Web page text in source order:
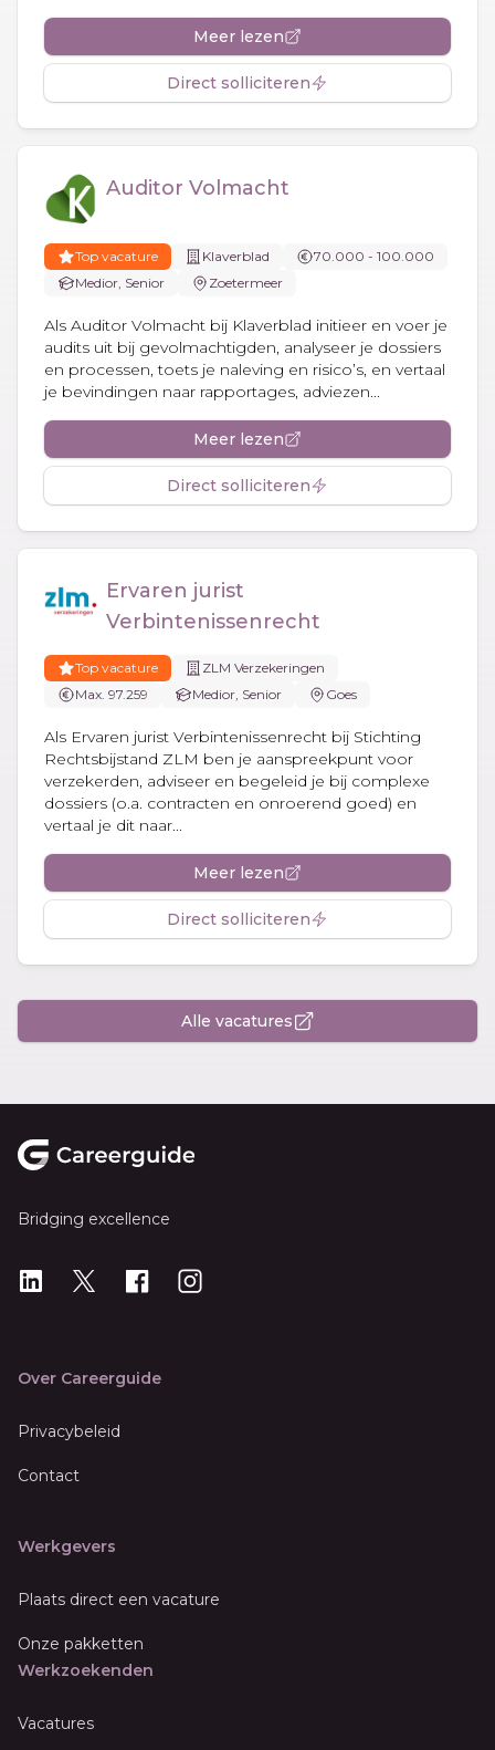
Meer lezen
Direct solliciteren
Auditor Volmacht
Top vacature Klaverblad
70.000 - 100.000
Medior, Senior
Zoetermeer
Als Auditor Volmacht bij Klaverblad initieer en voer je
audits uit bij gevolmachtigden, analyseer je dossiers
en processen, toets je naleving en risico’s, en vertaal
je bevindingen naar rapportages, adviezen...
Meer lezen
Direct solliciteren
Ervaren jurist
Verbintenissenrecht
Top vacature
ZLM Verzekeringen
Max. 97.259
Medior, Senior Goes
Als Ervaren jurist Verbintenissenrecht bij Stichting
Rechtsbijstand ZLM ben je aanspreekpunt voor
verzekerden, adviseer en begeleid je bij complexe
dossiers (o.a. contracten en onroerend goed) en
vertaal je dit naar...
Meer lezen
Direct solliciteren
Alle vacatures
Bridging excellence
LinkedIn
X Instagram
Over Careerguide
Privacybeleid
Contact
Werkgevers
Plaats direct een vacature
Onze pakketten
Werkzoekenden
Vacatures